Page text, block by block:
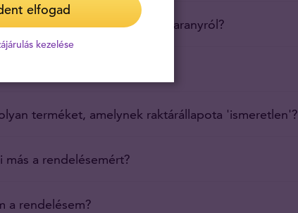
meg többet a befektetési aranyról?
terméket, amelynek raktárállapota 'ismeretlen'?
más a rendelésemért?
a rendelésem?
elfogad
kezelése